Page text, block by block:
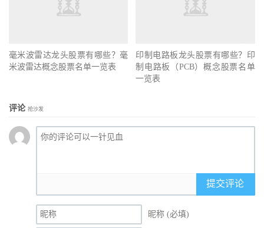
毫米波雷达龙头股票有哪些？毫
米波雷达概念股票名单一览表
印制电路板龙头股票有哪些？印
制电路板（PCB）概念股票名单
一览表
评论 抢沙发
提交评论
昵称 (必填)